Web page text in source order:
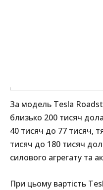
За модель Tesla
близько 200 тисяч
40 тисяч до 77 тисяч,
тисяч до 180 тисяч
силового агрегату та
При цьому вартість